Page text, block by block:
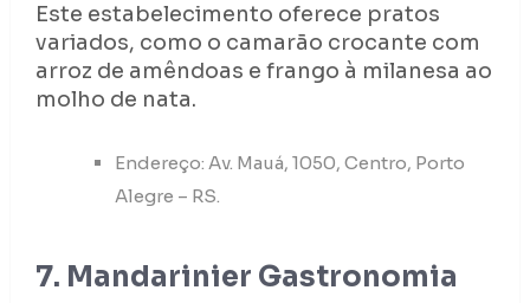
Este estabelecimento oferece pratos
variados, como o camarão crocante com
arroz de amêndoas e frango à milanesa ao
molho de nata.
Endereço: Av. Mauá, 1050, Centro, Porto
Alegre – RS.
7. Mandarinier Gastronomia